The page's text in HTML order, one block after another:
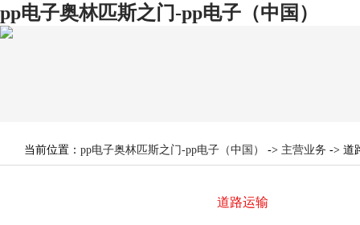
pp电子奥林匹斯之门-pp电子（中国）
当前位置： pp电子奥林匹斯之门-pp电子（中国） -> 主营业务 -> 道
道路运输